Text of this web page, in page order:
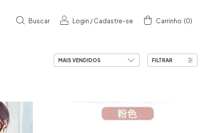
Buscar Login / Cadastre-se Carrinho (0)
FILTRAR